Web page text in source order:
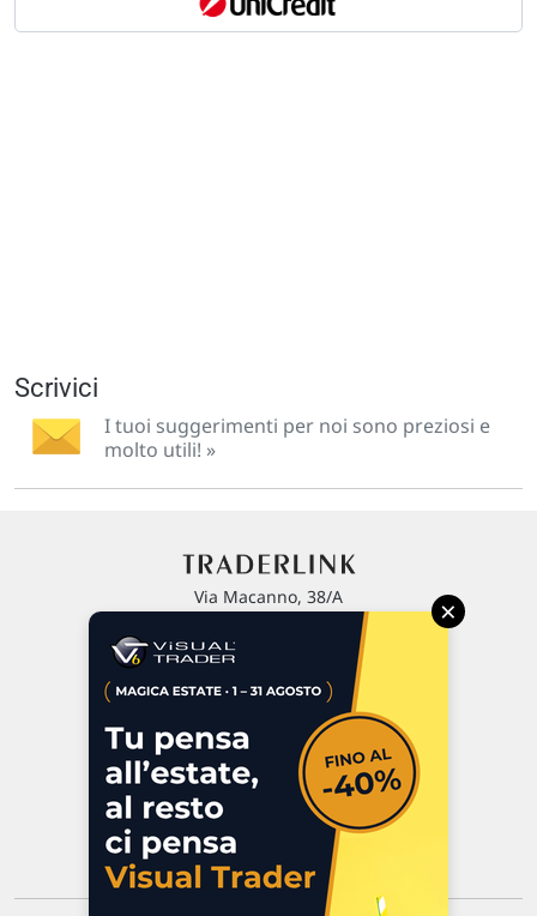
Scrivici
I tuoi suggerimenti per noi sono preziosi e
molto utili! »
Via Macanno, 38/A
P.IVA 02 452 460 401
Commenti e segnalazioni
Contattaci
×